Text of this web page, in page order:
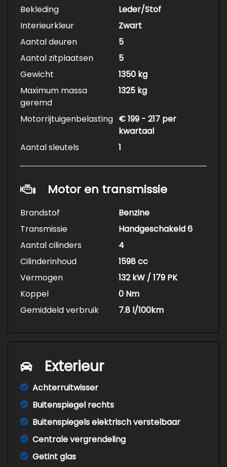
Bekleding
Leder/Stof
Interieurkleur
Zwart
Aantal deuren
5
Aantal zitplaatsen
5
Gewicht
1350 kg
Maximum massa
geremd
1325 kg
Motorrijtuigenbelasting € 199 - 217 per
kwartaal
Aantal sleutels
1
Motor en transmissie
Brandstof
Benzine
Transmissie
Handgeschakeld 6
Aantal cilinders
4
Cilinderinhoud
1598 cc
Vermogen
132 kW / 179 PK
Koppel
0 Nm
Gemiddeld verbruik
7.8 l/100km
Exterieur
Achterruitwisser
Buitenspiegel rechts
Buitenspiegels elektrisch verstelbaar
Centrale vergrendeling
Getint glas